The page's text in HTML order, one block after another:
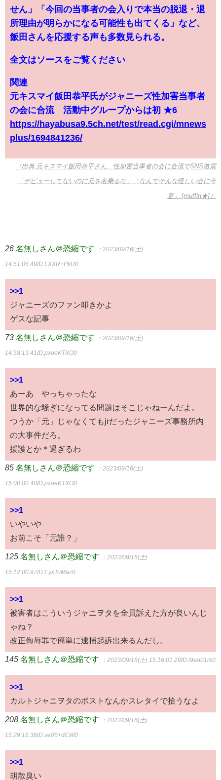
せん」「今回の当事者の会入りで本当の脱退・退
所理由が明らかになる可能性も出てくる」など、
飯田さんを応援する声も多数見られる。
全文はソースをご覧ください
関連
元キスマイ飯田恭平氏がジャニーズ性加害当事者
の会に合流 活動中グループからは初 ★6
https://hayabusa9.5ch.net/test/read.cgi/mnews
plus/1694841236/
（出典 元キスマイ飯田恭平さん、性加害当事者の会に合流でSNS激震
「デビューしてないのに元を名乗るな」「なんでそんな怪しい会に今
更」 [muffin★]）
26 名無しさん＠恐縮です ：2023/09/16(土)
14:51:05.49ID:LXXR+PkU0
>>1
ジャニーズのファン叩きかよ
ゲスな記事
73 名無しさん＠恐縮です ：2023/09/16(土)
14:58:13.41ID:pxoeKTXO0
>>1
あーあ やっちゃったな
世界的な騒ぎになってる問題はそこじゃねーんだよ。
つうか「元」じゃなくてもjrだったジャニーズ事務所内
の大事件だろ。
援護とか＊過ぎるわ
85 名無しさん＠恐縮です ：2023/09/16(土)
15:00:00.40ID:pxoeKTXO0
>>1
いやいや
お前こそ「元誰？」
125 名無しさん＠恐縮です ：2023/09/16(土)
15:12:00.97ID:EyxToMaz0
>>1
被害者はこういうジャニヲタを全員訴えた方が良いんじ
ゃね？
改正侮辱罪で簡単に逮捕起訴出来るんだし。
145 名無しさん＠恐縮です ：2023/09/16(土) 15:16:01.29ID:i9eo01rk0
>>1
カルトジャニヲタのポストなんかスレタイで拾うなよ
208 名無しさん＠恐縮です ：2023/09/16(土)
15:29:16.36ID:ve06+dCW0
>>1
胡散臭い